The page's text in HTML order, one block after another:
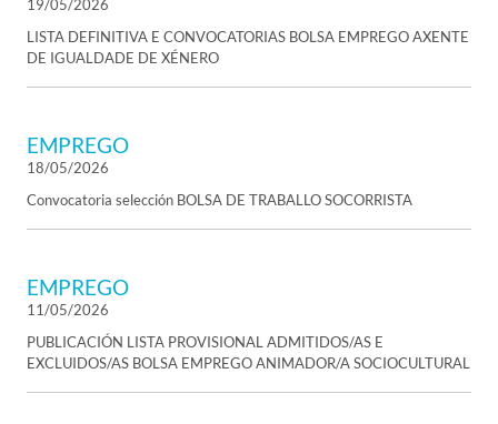
19/05/2026
LISTA DEFINITIVA E CONVOCATORIAS BOLSA EMPREGO AXENTE
DE IGUALDADE DE XÉNERO
EMPREGO
18/05/2026
Convocatoria selección BOLSA DE TRABALLO SOCORRISTA
EMPREGO
11/05/2026
PUBLICACIÓN LISTA PROVISIONAL ADMITIDOS/AS E
EXCLUIDOS/AS BOLSA EMPREGO ANIMADOR/A SOCIOCULTURAL